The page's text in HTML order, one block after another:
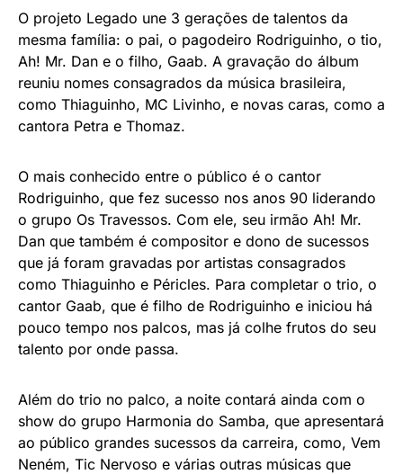
O projeto Legado une 3 gerações de talentos da
mesma família: o pai, o pagodeiro Rodriguinho, o tio,
Ah! Mr. Dan e o filho, Gaab. A gravação do álbum
reuniu nomes consagrados da música brasileira,
como Thiaguinho, MC Livinho, e novas caras, como a
cantora Petra e Thomaz.
O mais conhecido entre o público é o cantor
Rodriguinho, que fez sucesso nos anos 90 liderando
o grupo Os Travessos. Com ele, seu irmão Ah! Mr.
Dan que também é compositor e dono de sucessos
que já foram gravadas por artistas consagrados
como Thiaguinho e Péricles. Para completar o trio, o
cantor Gaab, que é filho de Rodriguinho e iniciou há
pouco tempo nos palcos, mas já colhe frutos do seu
talento por onde passa.
Além do trio no palco, a noite contará ainda com o
show do grupo Harmonia do Samba, que apresentará
ao público grandes sucessos da carreira, como, Vem
Neném, Tic Nervoso e várias outras músicas que